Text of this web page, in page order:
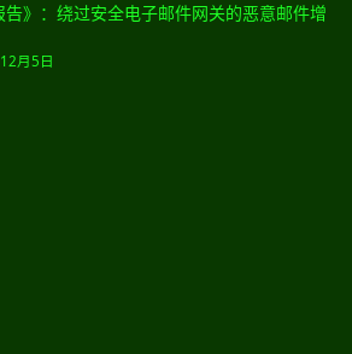
告》：绕过安全电子邮件网关的恶意邮件增
12月5日